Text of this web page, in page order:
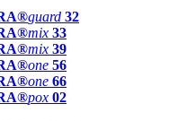
guard 32
mix 33
mix 39
one 56
one 66
pox 02